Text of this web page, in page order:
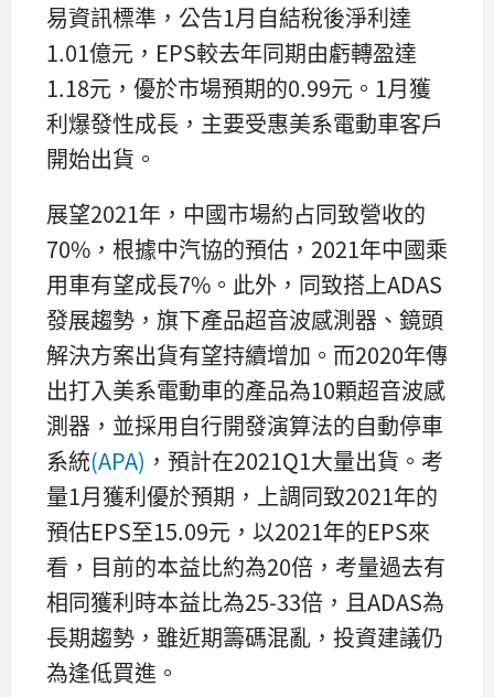
易資訊標準，公告1月自結稅後淨利達
1.01億元，EPS較去年同期由虧轉盈達
1.18元，優於市場預期的0.99元。1月獲
利爆發性成長，主要受惠美系電動車客戶
開始出貨。
展望2021年，中國市場約占同致營收的
70%，根據中汽協的預估，2021年中國乘
用車有望成長7%。此外，同致搭上ADAS
發展趨勢，旗下產品超音波感測器、鏡頭
解決方案出貨有望持續增加。而2020年傳
出打入美系電動車的產品為10顆超音波感
測器，並採用自行開發演算法的自動停車
系統(APA) ，預計在2021Q1大量出貨。考
量1月獲利優於預期，上調同致2021年的
預估EPS至15.09元，以2021年的EPS來
看，目前的本益比約為20倍，考量過去有
相同獲利時本益比為25-33倍，且ADAS為
長期趨勢，雖近期籌碼混亂，投資建議仍
為逢低買進。